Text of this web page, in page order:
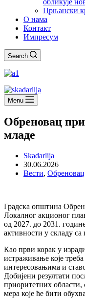
обликује
Црњански
О нама
Контакт
Импресум
Search
Menu
Обреновац
младе
Skadarlija
30.06.2026
Вести, Обреновац
Градска општина
Локалног акционог
од 2027. до 2031.
активности у складу
Као први корак у
истраживање које
интересовањима и
Добијени резултати
приоритетних
мера које ће бити